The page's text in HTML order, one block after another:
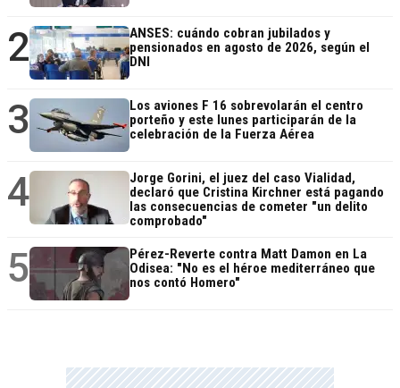
2
ANSES: cuándo cobran jubilados y
pensionados en agosto de 2026, según el
DNI
3
Los aviones F 16 sobrevolarán el centro
porteño y este lunes participarán de la
celebración de la Fuerza Aérea
4
Jorge Gorini, el juez del caso Vialidad,
declaró que Cristina Kirchner está pagando
las consecuencias de cometer "un delito
comprobado"
5
Pérez-Reverte contra Matt Damon en La
Odisea: "No es el héroe mediterráneo que
nos contó Homero"